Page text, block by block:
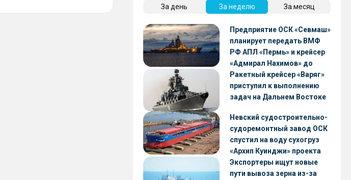
За день За неделю За месяц
Предприятие ОСК «Севмаш»
планирует передать ВМФ
РФ АПЛ «Пермь» и крейсер
«Адмирал Нахимов» до
конца 2026 года
Ракетный крейсер «Варяг»
приступил к выполнению
задач на Дальнем Востоке
Невский судостроительно-
судоремонтный завод ОСК
спустил на воду сухогруз
«Архип Куинджи» проекта
RSD59
Экспортеры ищут новые
пути вывоза зерна из-за